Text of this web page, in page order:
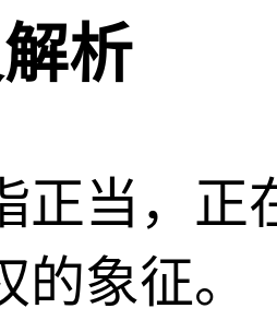
析
正当，正
象征。